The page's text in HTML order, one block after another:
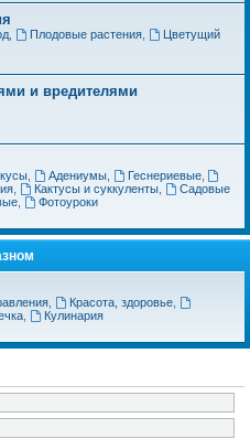
, Плодовые растения,
Цветущий
и вредителями
, Адениумы, Геснериевые,
Кактусы и суккуленты,
Садовые
,
Фотоуроки
, Красота, здоровье,
,
Кулинария